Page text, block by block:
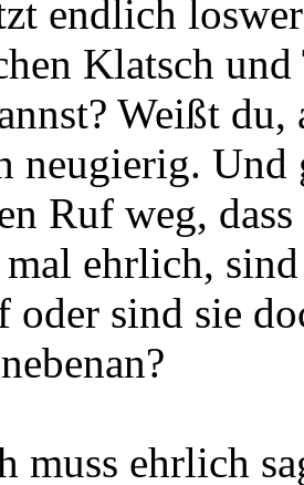
endlich
Klatsch
Weißt
neugierig.
Ruf weg,
ehrlich,
sind sie
muss ehrlich